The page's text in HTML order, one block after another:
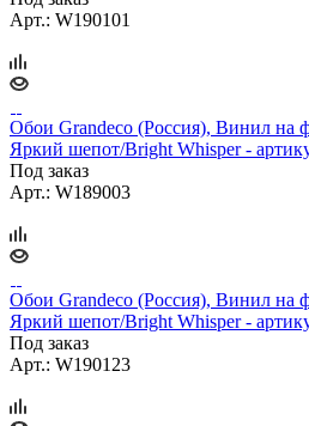
Арт.: W190101
Обои Grandeco (Россия), Винил на
Яркий шепот/Bright Whisper -
Под заказ
Арт.: W189003
Обои Grandeco (Россия), Винил на
Яркий шепот/Bright Whisper -
Под заказ
Арт.: W190123